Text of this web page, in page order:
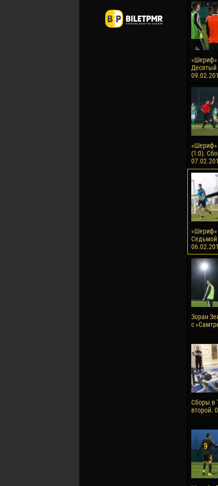
«Шериф»
Десятый
«Шериф»
(1:0).
«Шериф»
Седьмой
Зоран
с
Сборы в
второй.